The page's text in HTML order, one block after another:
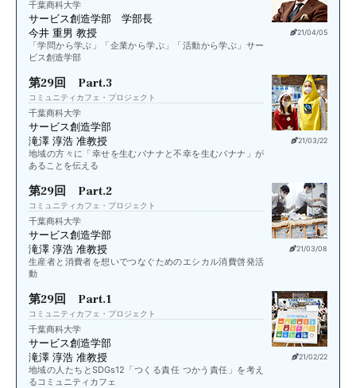
21/04/05
千葉商科大学
サービス創造学部 学部長
今井 重男 教授
「学問から学ぶ」「企業から学ぶ」「活動から学ぶ」サー
ビス創造学部
21/03/22
第29回 Part.3
コミュニティカフェ・プロジェクト
千葉商科大学
サービス創造学部
滝澤 淳浩 准教授
地域の方々に「幸せを生むバナナと不幸を生むバナナ」が
あることを伝える
21/03/08
第29回 Part.2
コミュニティカフェ・プロジェクト
千葉商科大学
サービス創造学部
滝澤 淳浩 准教授
生産者と消費者を想いでつなぐためのエシカル消費啓発活
動
21/02/22
第29回 Part.1
コミュニティカフェ・プロジェクト
千葉商科大学
サービス創造学部
滝澤 淳浩 准教授
地域の人たちとSDGs12「つくる責任 つかう責任」を考え
るコミュニティカフェ